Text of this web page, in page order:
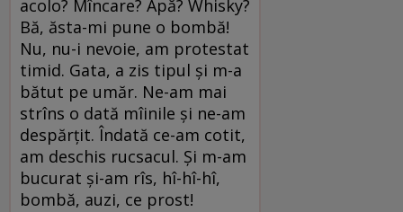
acolo? Mîncare? Apă? Whisky?
Bă, ăsta-mi pune o bombă!
Nu, nu-i nevoie, am protestat
timid. Gata, a zis tipul și m-a
bătut pe umăr. Ne-am mai
strîns o dată mîinile și ne-am
despărțit. Îndată ce-am cotit,
am deschis rucsacul. Și m-am
bucurat și-am rîs, hî-hî-hî,
bombă, auzi, ce prost!